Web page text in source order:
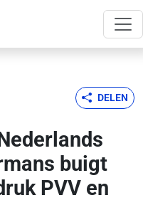
DELEN
buigt
PVV en